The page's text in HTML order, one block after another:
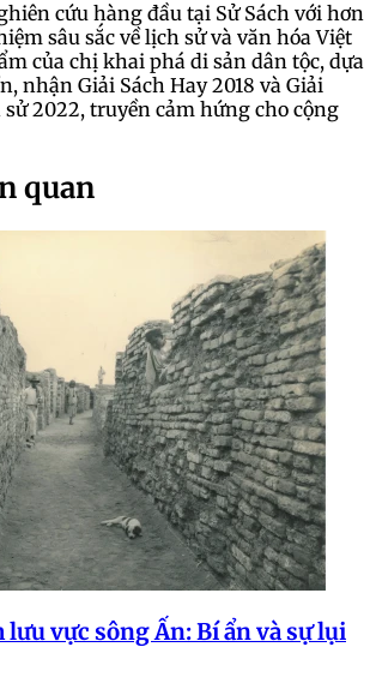
cứu hàng đầu tại Sử Sách với hơn
sâu sắc về lịch sử và văn hóa Việt
của chị khai phá di sản dân tộc, dựa
nhận Giải Sách Hay 2018 và Giải
2022, truyền cảm hứng cho cộng
quan
vực sông Ấn: Bí ẩn và sự lụi